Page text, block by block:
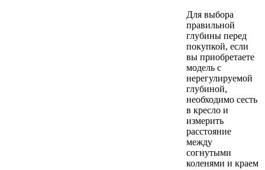
Для выбора
правильной
глубины перед
покупкой, если
вы приобретаете
модель с
нерегулируемой
глубиной,
необходимо сесть
в кресло и
измерить
расстояние
между
согнутыми
коленями и краем